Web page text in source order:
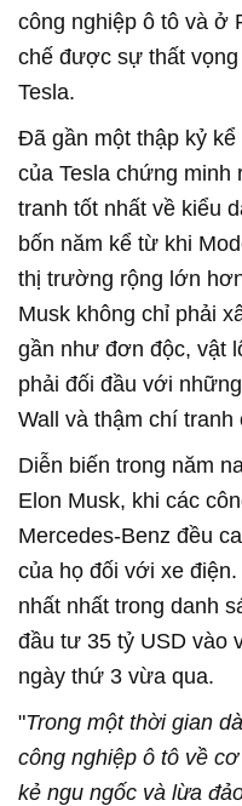
công nghiệp ô tô và ở
chế được sự thất
Tesla.
Đã gần một thập kỷ
của Tesla chứng minh
tranh tốt nhất về kiểu
bốn năm kể từ khi
thị trường rộng lớn
Musk không chỉ phải
gần như đơn độc, vật
phải đối đầu với
Wall và thậm chí
Diễn biến trong năm
Elon Musk, khi các
Mercedes-Benz đều
của họ đối với xe
nhất nhất trong danh
đầu tư 35 tỷ USD vào
ngày thứ 3 vừa qua.
"Trong một thời gian
công nghiệp ô tô về
kẻ ngu ngốc và lừa